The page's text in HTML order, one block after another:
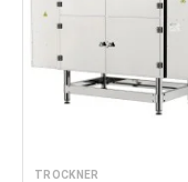
TROCKNER